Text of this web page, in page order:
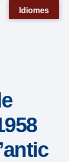
Idiomes